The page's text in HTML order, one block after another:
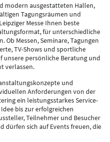
modern ausgestatteten Hallen,
Tagungsräumen und
Messe Ihnen beste
für unterschiedliche
Messen, Seminare, Tagungen
TV-Shows und sportliche
unsere persönliche Beratung und
verlassen.
und
Anforderungen von der
ein leistungsstarkes Service-
bis zur erfolgreichen
Teilnehmer und Besucher
dürfen sich auf Events freuen, die